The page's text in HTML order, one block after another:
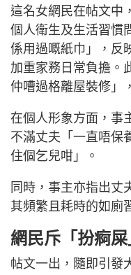
這名女網民在帖文中
個人衛生及生活習慣
係用過嘅紙巾」，反
加重家務日常負擔。
仲嘈過格離屋裝修」
在個人形象方面，事
不滿丈夫「一直唔保
住個乞兒咁」。
同時，事主亦指出丈
其頻繁且耗時的如廁
網民斥「扮痾
帖文一出，隨即引發